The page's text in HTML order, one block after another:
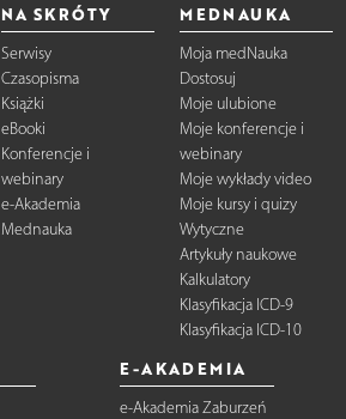
NA SKRÓTY
Serwisy
Czasopisma
Książki
eBooki
Konferencje i
webinary
e-Akademia
Mednauka
MEDNAUKA
Moja medNauka
Dostosuj
Moje ulubione
Moje konferencje i
webinary
Moje wykłady video
Moje kursy i quizy
Wytyczne
Artykuły naukowe
Kalkulatory
Klasyfikacja ICD-9
Klasyfikacja ICD-10
E-AKADEMIA
e-Akademia Zaburzeń